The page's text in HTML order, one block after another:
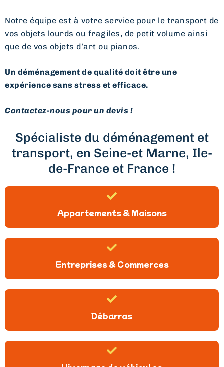
Notre équipe est à votre service pour le transport de
vos objets lourds ou fragiles, de petit volume ainsi
que de vos objets d’art ou pianos.
Un déménagement de qualité doit être une
expérience sans stress et efficace.
Contactez-nous pour un devis !
Spécialiste du déménagement et
transport, en Seine-et Marne, Ile-
de-France et France !
Appartements & Maisons
Entreprises & Commerces
Débarras